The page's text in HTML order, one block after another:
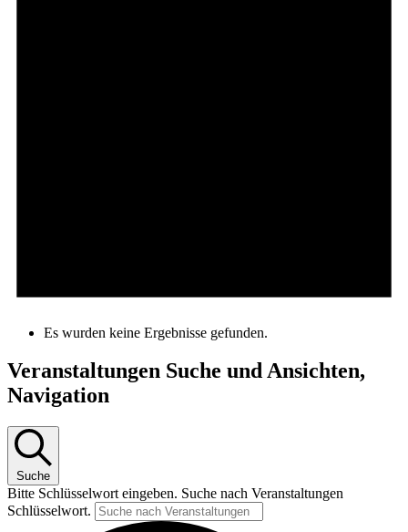
Es wurden keine Ergebnisse gefunden.
Veranstaltungen Suche und Ansichten,
Navigation
Suche
Bitte Schlüsselwort eingeben. Suche nach Veranstaltungen
Schlüsselwort.